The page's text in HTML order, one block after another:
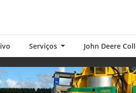
Serviços John Deere